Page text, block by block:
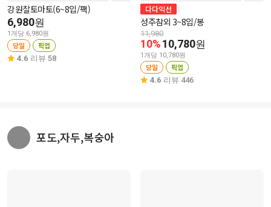
강원찰토마토(6~8입/팩)
6,980원
1개당 6,980원
당일 픽업
4.6 리뷰 58
다다익선
성주참외 3~8입/봉
11,980
10%10,780원
1개당 10,780원
당일 픽업
4.6 리뷰 446
포도,자두,복숭아